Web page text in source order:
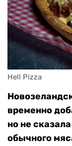
Hell Pizza
временно
но не
обычного